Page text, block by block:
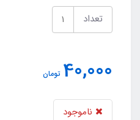
تعداد
40,000 تومان
ناموجود